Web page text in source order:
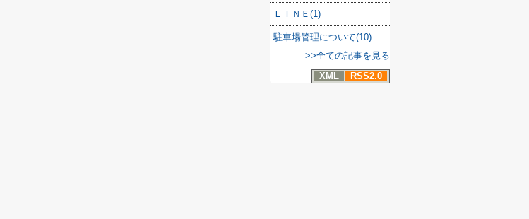
ＬＩＮＥ(1)
駐車場管理について(10)
>>全ての記事を見る
XML
RSS2.0